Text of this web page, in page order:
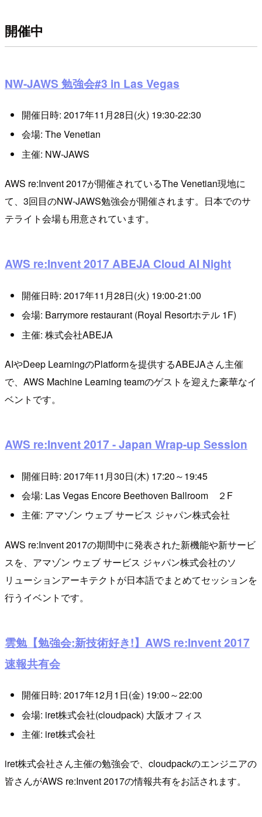
開催中
NW-JAWS 勉強会#3 in Las Vegas
開催日時: 2017年11月28日(火) 19:30-22:30
会場: The Venetian
主催: NW-JAWS
AWS re:Invent 2017が開催されているThe Venetian現地に
て、3回目のNW-JAWS勉強会が開催されます。日本でのサ
テライト会場も用意されています。
AWS re:Invent 2017 ABEJA Cloud AI Night
開催日時: 2017年11月28日(火) 19:00-21:00
会場: Barrymore restaurant (Royal Resortホテル 1F)
主催: 株式会社ABEJA
AIやDeep LearningのPlatformを提供するABEJAさん主催
で、AWS Machine Learning teamのゲストを迎えた豪華なイ
ベントです。
AWS re:Invent 2017 - Japan Wrap-up Session
開催日時: 2017年11月30日(木) 17:20～19:45
会場: Las Vegas Encore Beethoven Ballroom ２F
主催: アマゾン ウェブ サービス ジャパン株式会社
AWS re:Invent 2017の期間中に発表された新機能や新サービ
スを、アマゾン ウェブ サービス ジャパン株式会社のソ
リューションアーキテクトが日本語でまとめてセッションを
行うイベントです。
雲勉【勉強会:新技術好き!】AWS re:Invent 2017
速報共有会
開催日時: 2017年12月1日(金) 19:00～22:00
会場: iret株式会社(cloudpack) 大阪オフィス
主催: iret株式会社
iret株式会社さん主催の勉強会で、cloudpackのエンジニアの
皆さんがAWS re:Invent 2017の情報共有をお話されます。